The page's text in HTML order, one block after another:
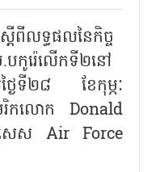
ពីលទ្ធផលនៃកិច្ច
បកូរ៉េលើកទី២នៅ
ទី២៨ ខែកុម្ភៈ
រិកលោក Donald
សេស Air Force